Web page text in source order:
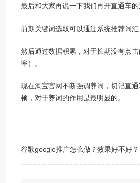
最后和大家再说一下我们再开直通车
前期关键词选取可以通过系统推荐词
然后通过数据积累，对于长期没有点
率）。
现在淘宝官网不断强调养词，切记直
顿，对于养词的作用是最明显的。
谷歌google推广怎么做？效果好不好？